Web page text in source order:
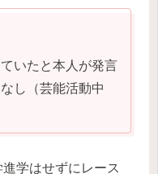
いたと本人が発言
し（芸能活動中
学はせずにレース